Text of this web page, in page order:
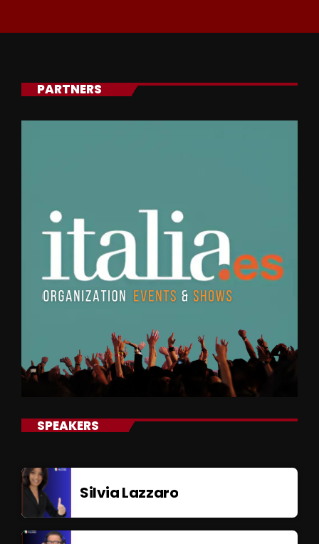
PARTNERS
SPEAKERS
Silvia Lazzaro